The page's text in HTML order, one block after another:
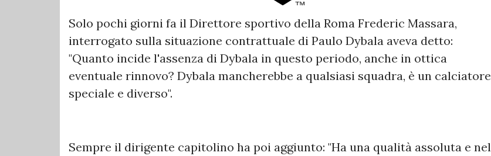
Solo pochi giorni fa il Direttore sportivo della Roma Frederic Massara,
interrogato sulla situazione contrattuale di Paulo Dybala aveva detto:
"Quanto incide l'assenza di Dybala in questo periodo, anche in ottica
eventuale rinnovo? Dybala mancherebbe a qualsiasi squadra, è un calciatore
speciale e diverso".
Sempre il dirigente capitolino ha poi aggiunto: "Ha una qualità assoluta e nel